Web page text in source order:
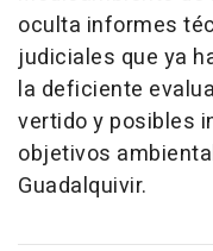
oculta informes
judiciales que ya
la deficiente
vertido y posibles
objetivos
Guadalquivir.